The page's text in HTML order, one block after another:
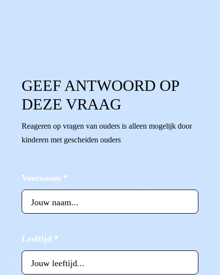
GEEF ANTWOORD OP
DEZE VRAAG
Reageren op vragen van ouders is alleen mogelijk door
kinderen met gescheiden ouders
Voornaam *
Leeftijd *